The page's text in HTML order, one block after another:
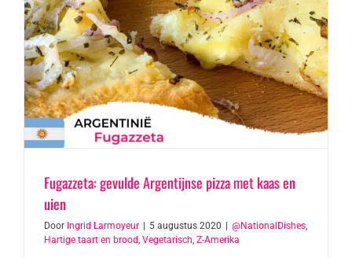
Fugazzeta: gevulde Argentijnse pizza met kaas en
uien
Door Ingrid Larmoyeur 5 augustus 2020 @NationalDishes,
Hartige taart en brood, Vegetarisch, Z-Amerika